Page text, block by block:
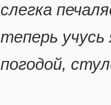
слегка
теперь
погодой,